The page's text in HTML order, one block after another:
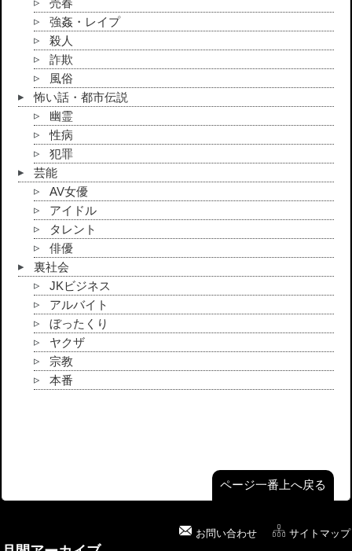
売春
強姦・レイプ
殺人
詐欺
風俗
怖い話・都市伝説
幽霊
性病
犯罪
芸能
AV女優
アイドル
タレント
俳優
裏社会
JKビジネス
アルバイト
ぼったくり
ヤクザ
宗教
本番
ページ一番上へ戻る
お問い合わせ サイトマップ